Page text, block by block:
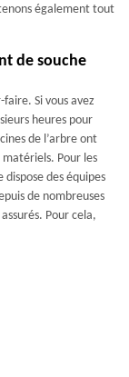
également tout
de souche
faire. Si vous avez
heures pour
de l’arbre ont
Pour les
dispose des équipes
de nombreuses
Pour cela,